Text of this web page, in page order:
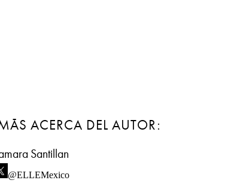
ACERCA DEL AUTOR:
Santillan
@ELLEMexico